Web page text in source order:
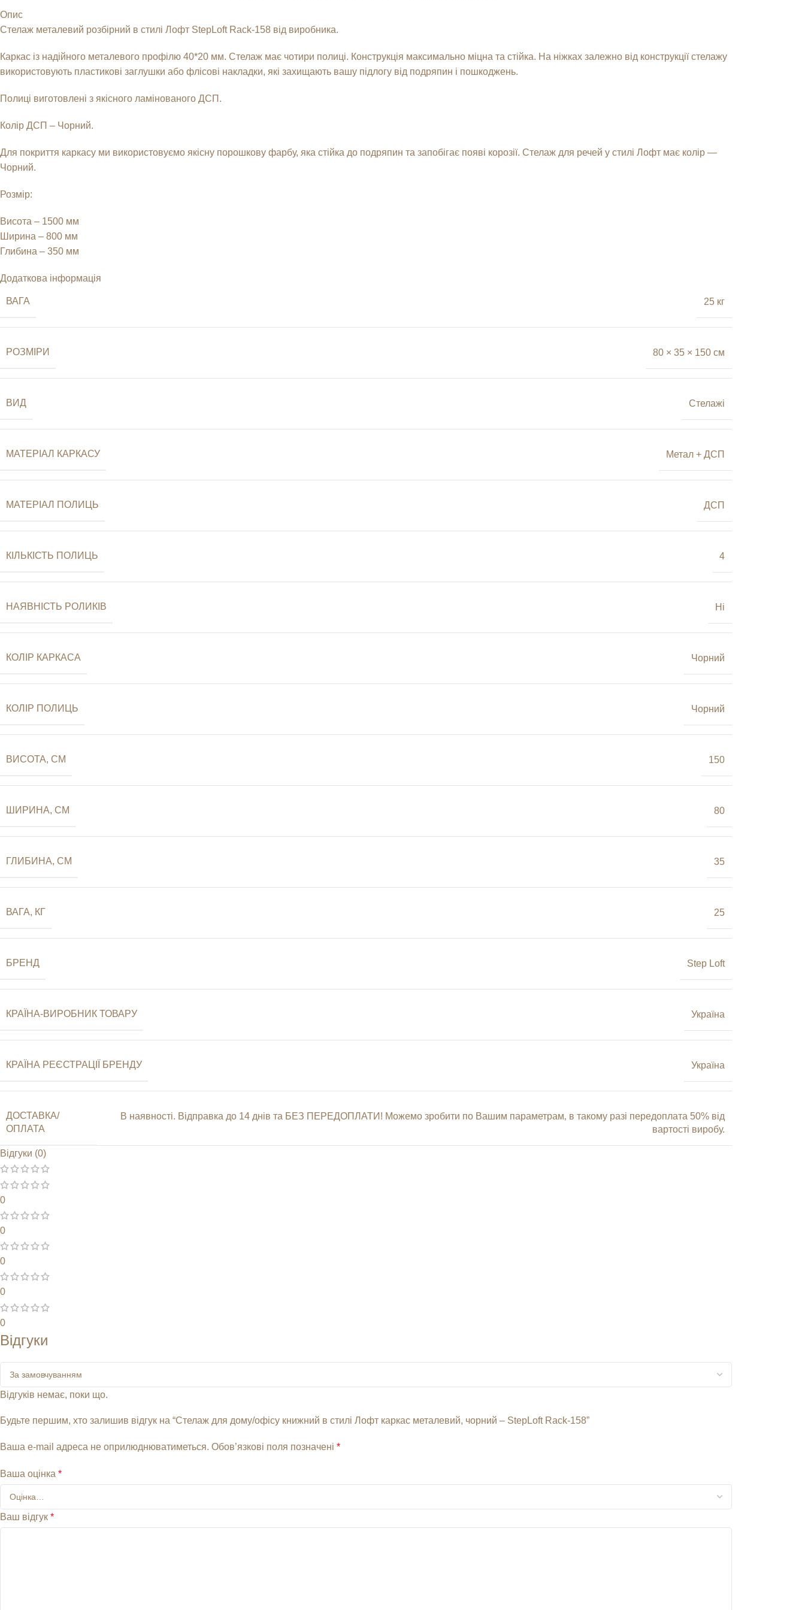
Опис
Стелаж металевий розбірний в стилі Лофт StepLoft Rack-158 від виробника.
Каркас із надійного металевого профілю 40*20 мм. Стелаж має чотири полиці. Конструкція максимально міцна та стійка. На ніжках залежно від конструкції стелажу
використовують пластикові заглушки або флісові накладки, які захищають вашу підлогу від подряпин і пошкоджень.
Полиці виготовлені з якісного ламінованого ДСП.
Колір ДСП – Чорний.
Для покриття каркасу ми використовуємо якісну порошкову фарбу, яка стійка до подряпин та запобігає появі корозії. Стелаж для речей у стилі Лофт має колір —
Чорний.
Розмір:
Висота – 1500 мм
Ширина – 800 мм
Глибина – 350 мм
Додаткова інформація
ВАГА 25 кг
РОЗМІРИ 80 × 35 × 150 см
ВИД Стелажі
МАТЕРІАЛ КАРКАСУ Метал + ДСП
МАТЕРІАЛ ПОЛИЦЬ ДСП
КІЛЬКІСТЬ ПОЛИЦЬ 4
НАЯВНІСТЬ РОЛИКІВ Ні
КОЛІР КАРКАСА Чорний
КОЛІР ПОЛИЦЬ Чорний
ВИСОТА, СМ 150
ШИРИНА, СМ 80
ГЛИБИНА, СМ 35
ВАГА, КГ 25
БРЕНД Step Loft
КРАЇНА-ВИРОБНИК ТОВАРУ Україна
КРАЇНА РЕЄСТРАЦІЇ БРЕНДУ Україна
ДОСТАВКА/
ОПЛАТА
В наявності. Відправка до 14 днів та БЕЗ ПЕРЕДОПЛАТИ! Можемо зробити по Вашим параметрам‚ в такому разі передоплата 50% від
вартості виробу.
Відгуки (0)
0
0
0
0
0
Відгуки
Відгуків немає, поки що.
Будьте першим, хто залишив відгук на “Стелаж для дому/офісу книжний в стилі Лофт каркас металевий, чорний – StepLoft Rack-158”
Ваша e-mail адреса не оприлюднюватиметься. Обов’язкові поля позначені *
Ваша оцінка *
Ваш відгук *